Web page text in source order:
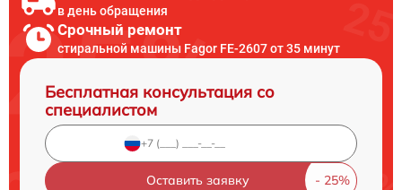
в день обращения
Срочный ремонт
стиральной машины Fagor FE-2607 от 35 минут
Бесплатная консультация со
специалистом
Оставить заявку